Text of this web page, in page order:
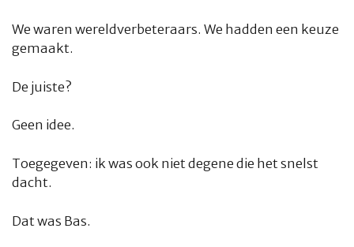
We waren wereldverbeteraars. We hadden een keuze
gemaakt.
De juiste?
Geen idee.
Toegegeven: ik was ook niet degene die het snelst
dacht.
Dat was Bas.